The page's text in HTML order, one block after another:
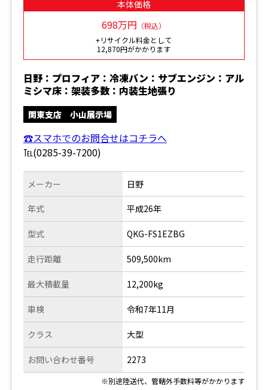
本体価格
698万円 （税込）
+リサイクル料金として
12,870円がかかります
日野：プロフィア：冷凍バン：サブエンジン：アル
ミシマ床：架装多数：内装生地張り
関東支店 小山展示場
☎スマホでのお問合せはコチラへ
℡(0285-39-7200)
メーカー
年式
型式
走行距離
日野
平成26年
QKG-FS1EZBG
509,500km
最大積載量
車検
クラス
お問い合わせ番号
12,200kg
令和7年11月
大型
2273
※別途陸送代、管轄外手数料等がかかります